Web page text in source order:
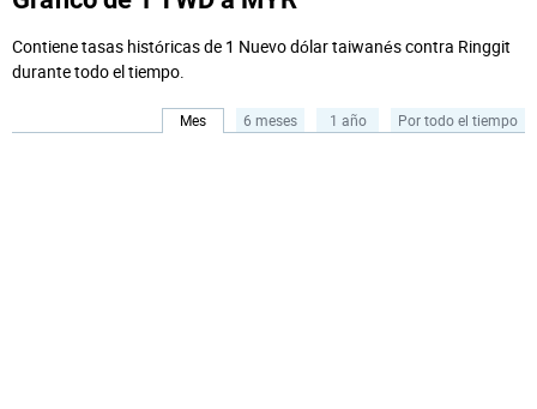
Contiene tasas históricas de 1 Nuevo dólar taiwanés contra Ringgit
durante todo el tiempo.
Mes 6 meses 1 año Por todo el tiempo